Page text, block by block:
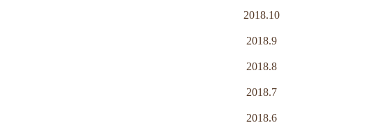
2018.10
2018.9
2018.8
2018.7
2018.6